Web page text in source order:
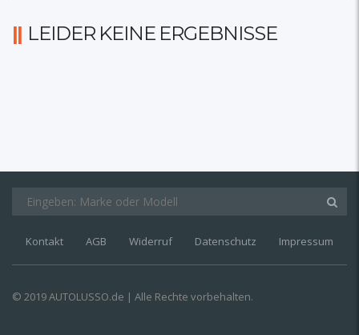
LEIDER KEINE ERGEBNISSE
Kontakt AGB Widerruf Datenschutz Impressum
© 2019 AUTOLUSSO.de | Alle Rechte vorbehalten.